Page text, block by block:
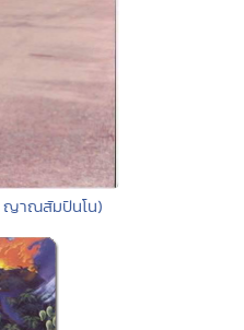
ญาณสัมปันโน)